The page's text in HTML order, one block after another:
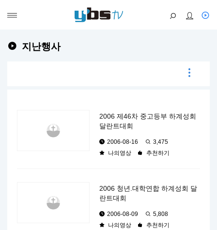
지난행사
2006 제46차 중고등부 하계성회
달란트대회
2006-08-16
3,475
나의영상
추천하기
2006 청년.대학연합 하계성회 달
란트대회
2006-08-09
5,808
나의영상
추천하기